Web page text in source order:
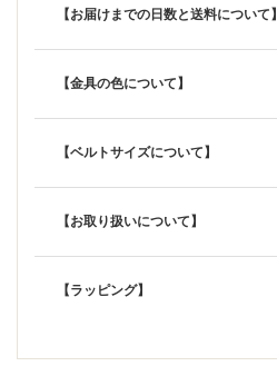
【お届けまでの日数と送料について】
【金具の色について】
【ベルトサイズについて】
【お取り扱いについて】
【ラッピング】